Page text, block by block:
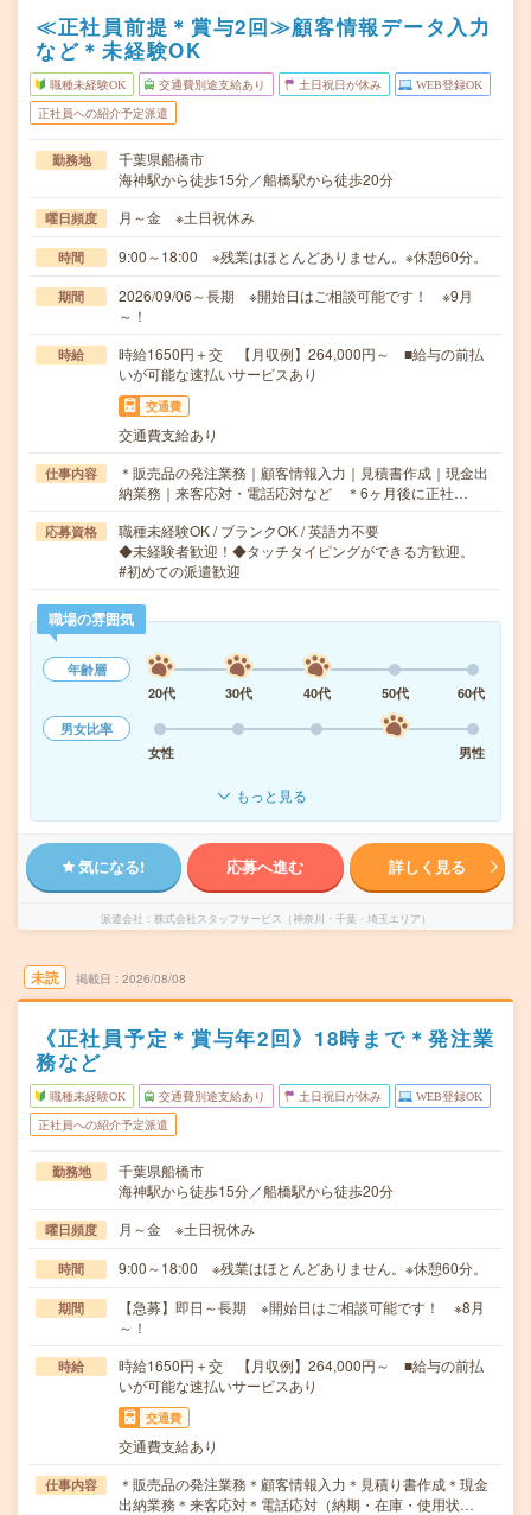
≪正社員前提＊賞与2回≫顧客情報データ入力
など＊未経験OK
職種未経験OK 交通費別途支給あり 土日祝日が休み WEB登録OK
正社員への紹介予定派遣
勤務地
千葉県船橋市
海神駅から徒歩15分／船橋駅から徒歩20分
曜日頻度 月～金 ※土日祝休み
時間 9:00～18:00 ※残業はほとんどありません。※休憩60分。
期間
2026/09/06～長期 ※開始日はご相談可能です！ ※9月
～！
時給
時給1650円＋交 【月収例】264,000円～ ■給与の前払
いが可能な速払いサービスあり
交通費
交通費支給あり
仕事内容
＊販売品の発注業務｜顧客情報入力｜見積書作成｜現金出
納業務｜来客応対・電話応対など ＊6ヶ月後に正社…
応募資格
職種未経験OK / ブランクOK / 英語力不要
◆未経験者歓迎！◆タッチタイピングができる方歓迎。
#初めての派遣歓迎
職場の雰囲気
年齢層
20代
30代 40代 50代
60代
男女比率
女性
男性
もっと見る
気になる! 応募へ進む 詳しく見る
派遣会社 株式会社スタッフサービス（神奈川・千葉・埼玉エリア）
未読 掲載日 2026/08/08
《正社員予定＊賞与年2回》18時まで＊発注業
務など
職種未経験OK 交通費別途支給あり 土日祝日が休み WEB登録OK
正社員への紹介予定派遣
勤務地
千葉県船橋市
海神駅から徒歩15分／船橋駅から徒歩20分
曜日頻度 月～金 ※土日祝休み
時間 9:00～18:00 ※残業はほとんどありません。※休憩60分。
期間
【急募】即日～長期 ※開始日はご相談可能です！ ※8月
～！
時給
時給1650円＋交 【月収例】264,000円～ ■給与の前払
いが可能な速払いサービスあり
交通費
交通費支給あり
仕事内容
＊販売品の発注業務＊顧客情報入力＊見積り書作成＊現金
出納業務＊来客応対＊電話応対（納期・在庫・使用状…